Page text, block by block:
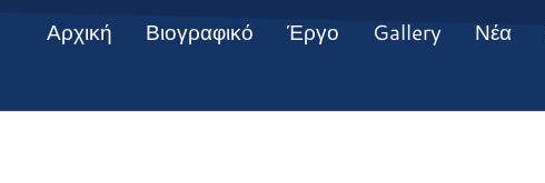
Αρχική Βιογραφικό Έργο Gallery Νέα